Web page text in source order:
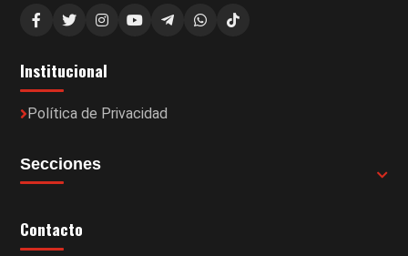
Institucional
Política de Privacidad
Secciones
Contacto